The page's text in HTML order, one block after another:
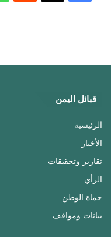
قبائل اليمن
الرئيسية
الأخبار
تقارير وتحقيقات
الرأي
حماة الوطن
بيانات ومواقف